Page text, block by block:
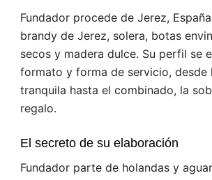
Fundador procede de Jerez,
brandy de Jerez, solera, botas
secos y madera dulce. Su perfil se
formato y forma de servicio, desde
tranquila hasta el combinado, la
regalo.
El secreto de su elaboración
Fundador parte de holandas y